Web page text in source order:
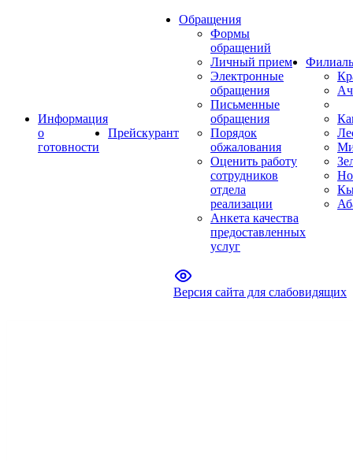
Информация
о
готовности
Прейскурант
Обращения
Формы
обращений
Личный прием
Электронные
обращения
Письменные
обращения
Порядок
обжалования
Оценить работу
сотрудников
отдела
реализации
Анкета качества
предоставленных
услуг
Версия сайта для слабовидящих